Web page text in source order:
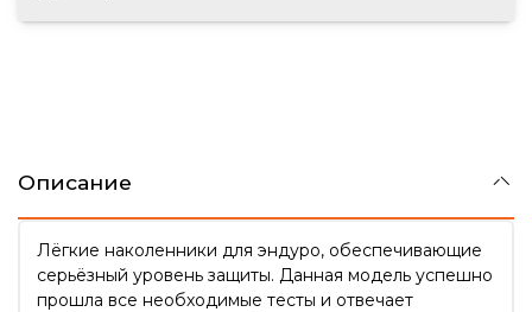
Описание
Лёгкие наколенники для эндуро, обеспечивающие
серьёзный уровень защиты. Данная модель успешно
прошла все необходимые тесты и отвечает